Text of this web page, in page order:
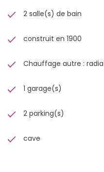
2 salle(s) de bain
construit en 1900
Chauffage autre :
1 garage(s)
2 parking(s)
cave